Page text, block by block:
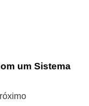
um Sistema